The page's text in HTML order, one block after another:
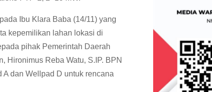
Ibu Klara Baba (14/11) yang
kepemilikan lahan lokasi di
pihak Pemerintah Daerah
Hironimus Reba Watu, S.IP. BPN
dan Wellpad D untuk rencana